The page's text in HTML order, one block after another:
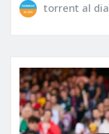
torrent al dia